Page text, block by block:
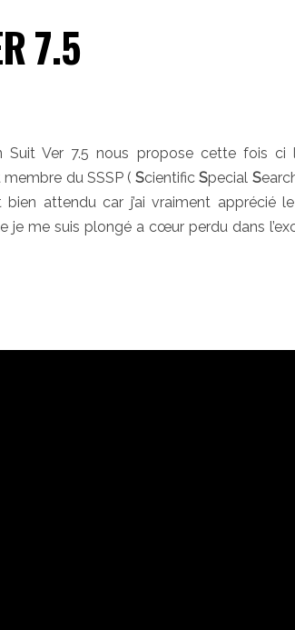
7.5
Ver 7.5 nous propose cette fois ci
du SSSP (ScientificSpecial S
attendu car j’ai vraiment apprécié
je me suis plongé a cœur perdu dans